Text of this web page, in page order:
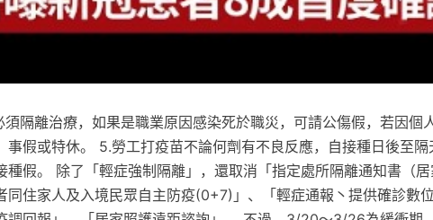
隔離治療，如果是職業原因感染死於職災，可請公傷假，若因個
事假或特休。 5.勞工打疫苗不論何劑有不良反應，自接種日後至
種假。 除了「輕症強制隔離」，還取消「指定處所隔離通知書（居
同住家人及入境民眾自主防疫(0+7)」、「輕症通報丶提供確診數